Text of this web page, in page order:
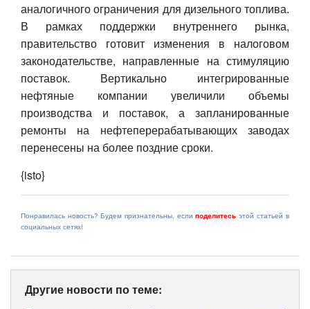
аналогичного ограничения для дизельного топлива.
В рамках поддержки внутреннего рынка,
правительство готовит изменения в налоговом
законодательстве, направленные на стимуляцию
поставок. Вертикально интегрированные
нефтяные компании увеличили объемы
производства и поставок, а запланированные
ремонты на нефтеперерабатывающих заводах
перенесены на более поздние сроки.
{isto}
Понравилась новость? Будем признательны, еслиподелитесь этой статьей в
социальных сетях!
Другие новости по теме: